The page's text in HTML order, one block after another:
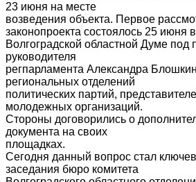
23 июня на месте
возведения объекта. Первое
законопроекта состоялось 25 июня в
Волгоградской областной Думе под
руководителя
регпарламента Александра
региональных отделений
политических партий,
молодежных организаций.
Стороны договорились о
документа на своих
площадках.
Сегодня данный вопрос стал
заседания бюро комитета